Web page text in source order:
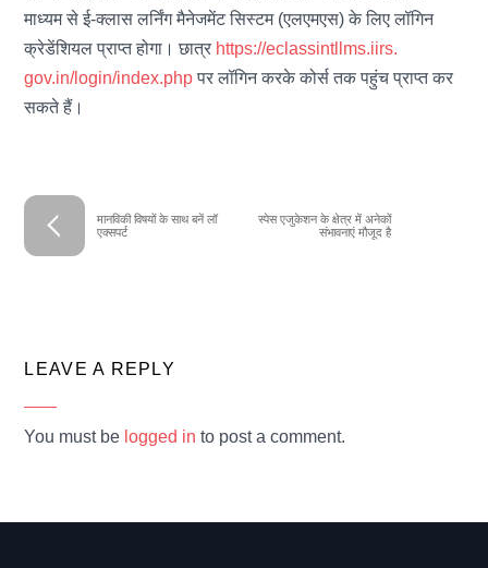
माध्यम से ई-क्लास लर्निंग मैनेजमेंट सिस्टम (एलएमएस) के लिए लॉगिन
क्रेडेंशियल प्राप्त होगा। छात्र https://eclassintllms.iirs.
gov.in/login/index.phpपर लॉगिन करके कोर्स तक पहुंच प्राप्त कर
सकते हैं।
मानविकी विषयों के साथ बनें लॉ
एक्सपर्ट
स्पेस एजुकेशन के क्षेत्र में अनेकों
संभावनाएं मौजूद है
LEAVE A REPLY
You must be logged in to post a comment.